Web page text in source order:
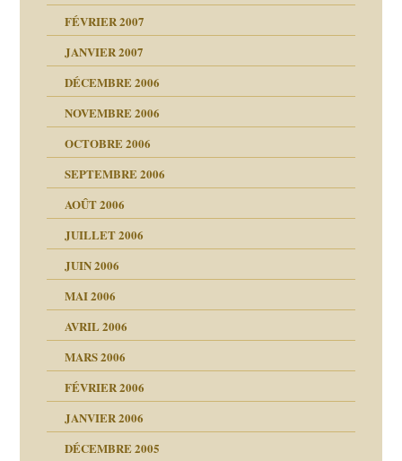
FÉVRIER 2007
JANVIER 2007
DÉCEMBRE 2006
NOVEMBRE 2006
OCTOBRE 2006
SEPTEMBRE 2006
AOÛT 2006
JUILLET 2006
JUIN 2006
MAI 2006
AVRIL 2006
MARS 2006
FÉVRIER 2006
JANVIER 2006
DÉCEMBRE 2005